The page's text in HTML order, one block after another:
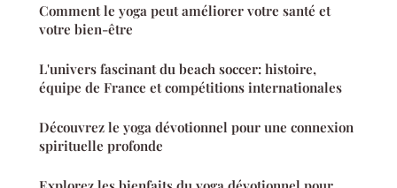
Comment le yoga peut améliorer votre santé et
votre bien-être
L'univers fascinant du beach soccer: histoire,
équipe de France et compétitions internationales
Découvrez le yoga dévotionnel pour une connexion
spirituelle profonde